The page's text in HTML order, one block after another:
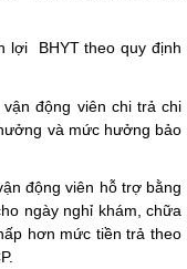
lợi BHYT theo quy định
động viên chi trả chi
và mức hưởng bảo
động viên hỗ trợ bằng
ngày nghỉ khám, chữa
hơn mức tiền trả theo